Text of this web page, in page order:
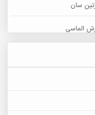
سان
الماسی